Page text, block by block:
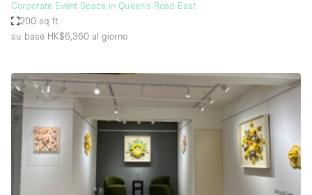
Industriale
Internet
Livello strada
Luce Diurna
Magazzino
Parcheggio privato
Corporate Event Space in Queen's Road East
200 sq ft
su base HK$6,360 al giorno